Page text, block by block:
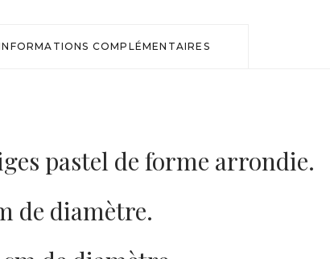
COMPLÉMENTAIRES
pastel de forme arrondie.
de diamètre.